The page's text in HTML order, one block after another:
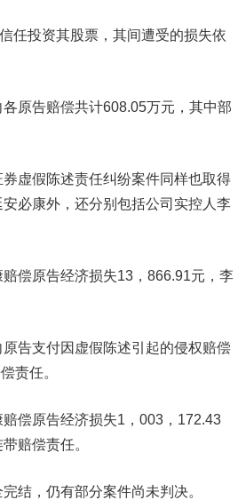
投资其股票，其间遭受的损失依
原告赔偿共计608.05万元，其中部
虚假陈述责任纠纷案件同样也取得
必康外，还分别包括公司实控人李
偿原告经济损失13，866.91元，李
告支付因虚假陈述引起的侵权赔偿
责任。
偿原告经济损失1，003，172.43
赔偿责任。
，仍有部分案件尚未判决。